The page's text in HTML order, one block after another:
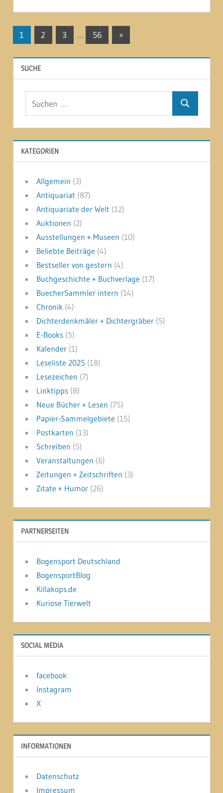
Seitennummerierung
der
Beiträge
1 2 3 … 56
Nächste
»
SUCHE
Suchen
KATEGORIEN
Allgemein (3)
Antiquariat (87)
Antiquariate der Welt (12)
Auktionen (2)
Ausstellungen + Museen (10)
Beliebte Beiträge (4)
Bestseller von gestern (4)
Buchgeschichte + Buchverlage (17)
BuecherSammler intern (14)
Chronik(4)
Dichterdenkmäler + Dichtergräber(5)
E-Books(5)
Kalender(1)
Leseliste 2025 (18)
Lesezeichen (7)
Linktipps(8)
Neue Bücher + Lesen (75)
Papier-Sammelgebiete (15)
Postkarten (13)
Schreiben (5)
Veranstaltungen (6)
Zeitungen + Zeitschriften (3)
Zitate + Humor(26)
PARTNERSEITEN
Bogensport Deutschland
BogensportBlog
Killakops.de
Kuriose Tierwelt
SOCIAL MEDIA
facebook
Instagram
X
INFORMATIONEN
Datenschutz
Impressum